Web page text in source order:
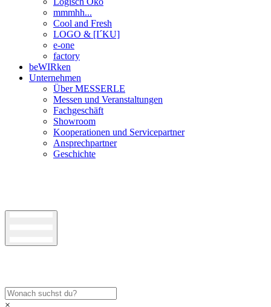
mmmhh...
Cool and Fresh
LOGO & [I´KU]
e-one
factory
beWIRken
Unternehmen
Über MESSERLE
Messen und Veranstaltungen
Fachgeschäft
Showroom
Kooperationen und Servicepartner
Ansprechpartner
Geschichte